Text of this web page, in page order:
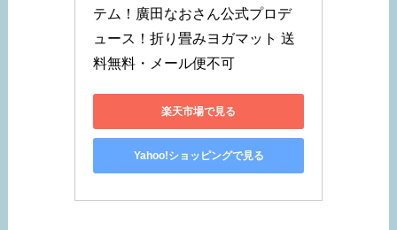
テム！廣田なおさん公式プロデ
ュース！折り畳みヨガマット 送
料無料・メール便不可
楽天市場で見る
Yahoo!ショッピングで見る